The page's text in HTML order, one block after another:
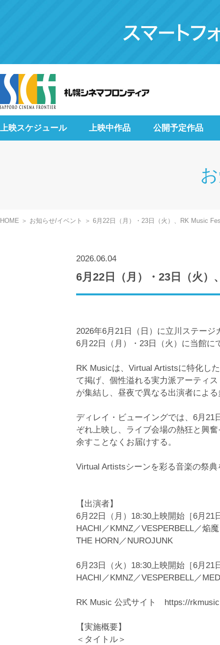
上映スケジュール 上映中作品 公開予定作品
HOME お知らせ/イベント 6月22日（月）・23日（火）、RK Music
2026.06.04
6月22日（月）・23日（火
2026年6月21日（日）に立川ステー
6月22日（月）・23日（火）に当館
RK Musicは、Virtual Artistsに特化し
て掲げ、個性溢れる実力派アーティ
が集結し、昼夜で異なる出演者によ
ディレイ・ビューイングでは、6月21
ぞれ上映し、ライブ会場の熱狂と興
余すことなくお届けする。
Virtual Artistsシーンを彩る音楽の祭
【出演者】
6月22日（月）18:30上映開始［6月21
HACHI／KMNZ／VESPERBELL／焔
THE HORN／NUROJUNK
6月23日（火）18:30上映開始［6月21
HACHI／KMNZ／VESPERBELL／
RK Music 公式サイト https://
【実施概要】
＜タイトル＞